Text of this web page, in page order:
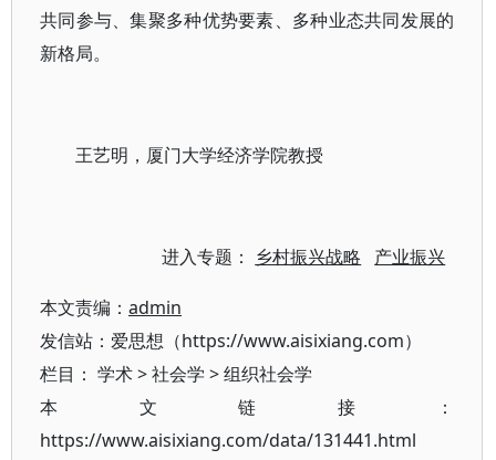
共同参与、集聚多种优势要素、多种业态共同发展的
新格局。
王艺明，厦门大学经济学院教授
进入专题： 乡村振兴战略 产业振兴
本文责编： admin
发信站：爱思想（https://www.aisixiang.com）
栏目： 学术>社会学 >组织社会学
本文链接：
https://www.aisixiang.com/data/131441.html